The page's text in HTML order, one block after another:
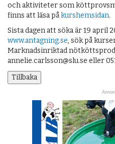
och aktiviteter som
finns att läsa påkurshemsidan.
Sista dagen att söka är 19 april
www.antagning.se, sök på
Marknadsinriktad
annelie.carlsson@slu.se eller
Tillbaka